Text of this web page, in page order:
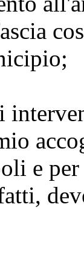
e